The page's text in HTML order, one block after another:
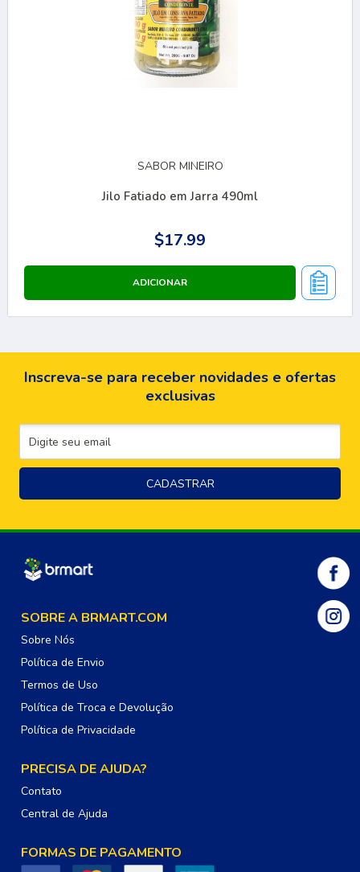
SABOR MINEIRO
Jilo Fatiado em Jarra 490ml
$17.99
Inscreva-se para receber novidades e ofertas
exclusivas
SOBRE A BRMART.COM
Sobre Nós
Política de Envio
Termos de Uso
Política de Troca e Devolução
Política de Privacidade
PRECISA DE AJUDA?
Contato
Central de Ajuda
FORMAS DE PAGAMENTO